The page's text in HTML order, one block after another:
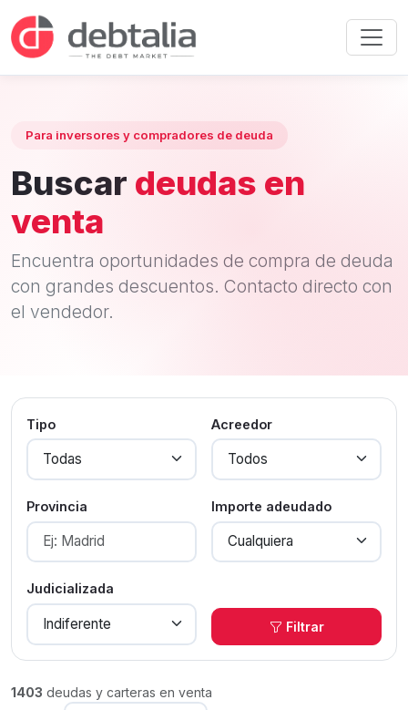
Para inversores y compradores de deuda
Buscar deudas en
venta
Encuentra oportunidades de compra de deuda
con grandes descuentos. Contacto directo con
el vendedor.
Tipo Acreedor
Provincia Importe adeudado
Judicializada
Filtrar
1403 deudas y carteras en venta